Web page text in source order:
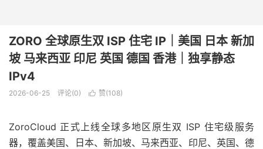
ZORO 全球原生双 ISP 住宅 IP｜美国 日本 新加
坡 马来西亚 印尼 英国 德国 香港｜独享静态
IPv4
2026-06-25 评论(0)  赞(108)
ZoroCloud 正式上线全球多地区原生双 ISP 住宅级服务
器，覆盖美国、日本、新加坡、马来西亚、印尼、英国、德